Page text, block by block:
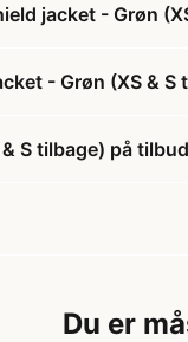
jacket - Grøn
- Grøn (XS & S
S tilbage) på
Du er